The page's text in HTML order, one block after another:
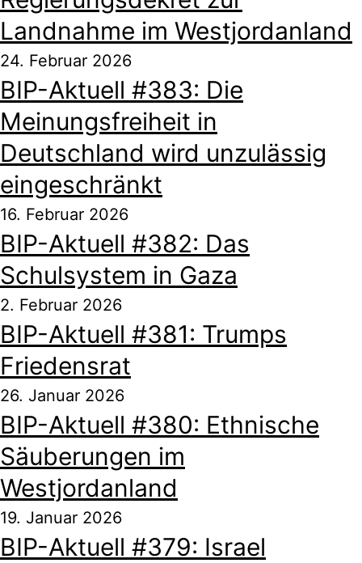
Landnahme im Westjordanland
24. Februar 2026
BIP-Aktuell #383: Die
Meinungsfreiheit in
Deutschland wird unzulässig
eingeschränkt
16. Februar 2026
BIP-Aktuell #382: Das
Schulsystem in Gaza
2. Februar 2026
BIP-Aktuell #381: Trumps
Friedensrat
26. Januar 2026
BIP-Aktuell #380: Ethnische
Säuberungen im
Westjordanland
19. Januar 2026
BIP-Aktuell #379: Israel